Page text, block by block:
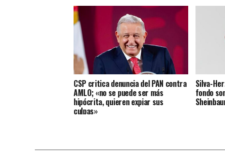
CSP critica denuncia del PAN contra
AMLO; «no se puede ser más
hipócrita, quieren expiar sus
culpas»
Silva-
fondo